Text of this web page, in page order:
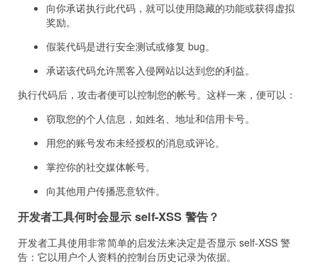
向你承诺执行此代码，就可以使用隐藏的功能或获得虚拟
奖励。
假装代码是进行安全测试或修复 bug。
承诺该代码允许黑客入侵网站以达到您的利益。
执行代码后，攻击者便可以控制您的帐号。这样一来，便可以：
窃取您的个人信息，如姓名、地址和信用卡号。
用您的账号发布未经授权的消息或评论。
掌控你的社交媒体帐号。
向其他用户传播恶意软件。
开发者工具何时会显示 self-XSS 警告？
开发者工具使用非常简单的启发法来决定是否显示 self-XSS 警
告：它以用户个人资料的控制台历史记录为依据。